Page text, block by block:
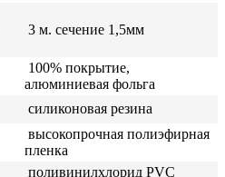
3 м. ­сечение 1,5мм
100% покрытие,
алюминиевая фольга
силиконовая резина
высокопрочная полиэфирная
пленка
поливинилхлорид PVC